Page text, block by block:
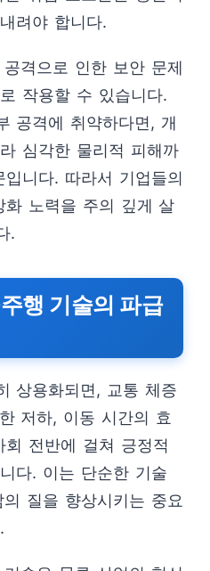
려야 합니다.
격으로 인한 보안 문제
작용할 수 있습니다.
공격에 취약하다면, 개
심각한 물리적 피해까
니다. 따라서 기업들의
화 노력을 주의 깊게 살
.
행 기술의 파급
상용화되면, 교통 체증
저하, 이동 시간의 효
전반에 걸쳐 긍정적
다. 이는 단순한 기술
질을 향상시키는 중요